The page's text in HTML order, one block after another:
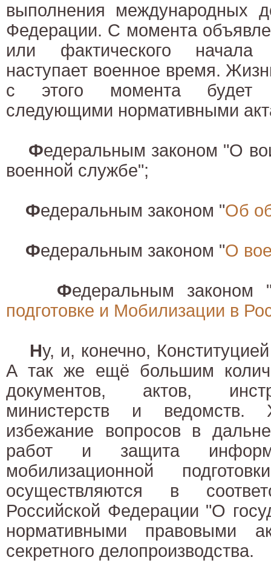
выполнения международных
Федерации. С момента
или фактического начала
наступает военное время.
с этого момента будет
следующими нормативными
Федеральным законом "О
военной службе";
Федеральным законом "Об
Федеральным законом "О
Федеральным законом
подготовке и Мобилизации в
Ну, и, конечно,
А так же ещё большим
документов, актов,
министерств и ведомств.
избежание вопросов в
работ и защита
мобилизационной
осуществляются в
Российской Федерации "О
нормативными правовыми
секретного делопроизводства.